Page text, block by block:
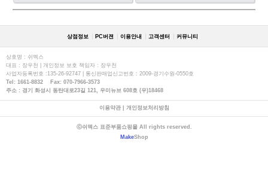
상점정보 PC버젼 이용안내 고객센터 커뮤니티
상호명 : 쉬멕스
대표 : 장우천 | 개인정보 보호 책임자 : 장우천
사업자등록번호 :135-26-92747 | 통신판매업신고번호 : 2009-경기수원-0550호
Tel: 1661-8832 Fax: 070-7966-3573
주소 : 경기 화성시 동탄대로23길 121, 우미뉴브 608호 (우)18468
이용약관| 개인정보처리방침
ⓒ쉬멕스 표준부품쇼핑몰 All rights reserved.
MakeShop